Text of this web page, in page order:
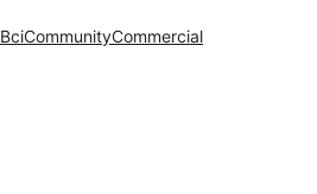
ВсіCommunityCommercial